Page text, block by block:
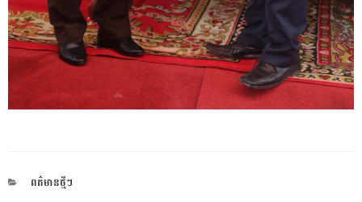
CATEGORIES
ពត៌មានថ្មីៗ